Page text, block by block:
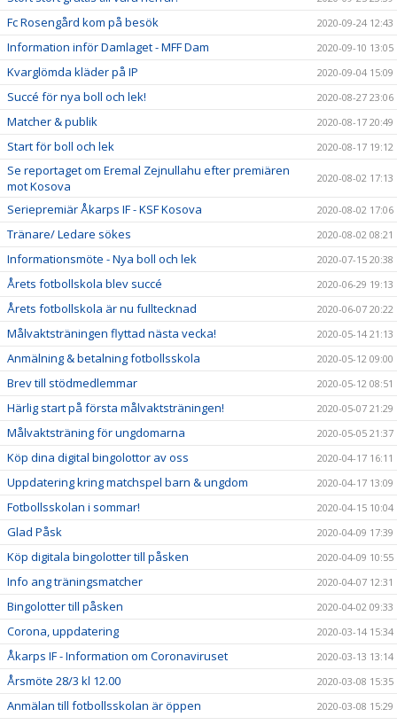
Fc Rosengård kom på besök 2020-09-24 12:43
Information inför Damlaget - MFF Dam 2020-09-10 13:05
Kvarglömda kläder på IP 2020-09-04 15:09
Succé för nya boll och lek! 2020-08-27 23:06
Matcher & publik 2020-08-17 20:49
Start för boll och lek 2020-08-17 19:12
Se reportaget om Eremal Zejnullahu efter premiären
mot Kosova
2020-08-02 17:13
Seriepremiär Åkarps IF - KSF Kosova 2020-08-02 17:06
Tränare/ Ledare sökes 2020-08-02 08:21
Informationsmöte - Nya boll och lek 2020-07-15 20:38
Årets fotbollskola blev succé 2020-06-29 19:13
Årets fotbollskola är nu fulltecknad 2020-06-07 20:22
Målvaktsträningen flyttad nästa vecka! 2020-05-14 21:13
Anmälning & betalning fotbollsskola 2020-05-12 09:00
Brev till stödmedlemmar 2020-05-12 08:51
Härlig start på första målvaktsträningen! 2020-05-07 21:29
Målvaktsträning för ungdomarna 2020-05-05 21:37
Köp dina digital bingolottor av oss 2020-04-17 16:11
Uppdatering kring matchspel barn & ungdom 2020-04-17 13:09
Fotbollsskolan i sommar! 2020-04-15 10:04
Glad Påsk 2020-04-09 17:39
Köp digitala bingolotter till påsken 2020-04-09 10:55
Info ang träningsmatcher 2020-04-07 12:31
Bingolotter till påsken 2020-04-02 09:33
Corona, uppdatering 2020-03-14 15:34
Åkarps IF - Information om Coronaviruset 2020-03-13 13:14
Årsmöte 28/3 kl 12.00 2020-03-08 15:35
Anmälan till fotbollsskolan är öppen 2020-03-08 15:29